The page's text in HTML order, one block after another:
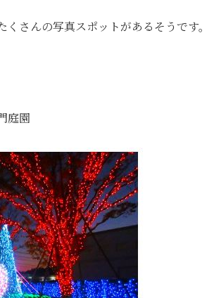
さんの写真スポットがあるそうです。
庭園